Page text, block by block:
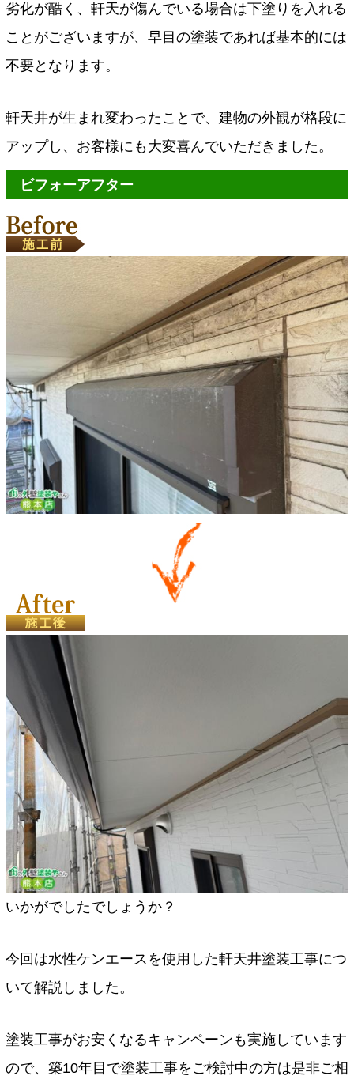
劣化が酷く、軒天が傷んでいる場合は下塗りを入れる
ことがございますが、早目の塗装であれば基本的には
不要となります。
軒天井が生まれ変わったことで、建物の外観が格段に
アップし、お客様にも大変喜んでいただきました。
ビフォーアフター
いかがでしたでしょうか？
今回は水性ケンエースを使用した軒天井塗装工事につ
いて解説しました。
塗装工事がお安くなるキャンペーンも実施しています
ので、築10年目で塗装工事をご検討中の方は是非ご相